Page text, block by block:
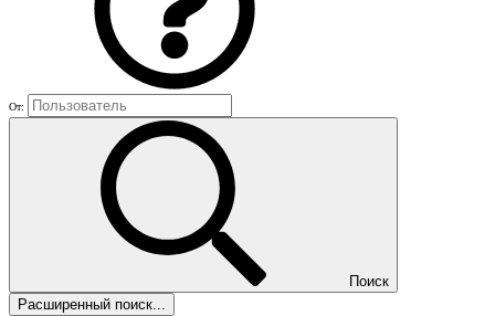
От:
Поиск
Расширенный поиск...